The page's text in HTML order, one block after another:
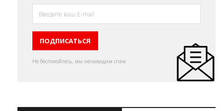
Не беспокойтесь, мы ненавидим спам